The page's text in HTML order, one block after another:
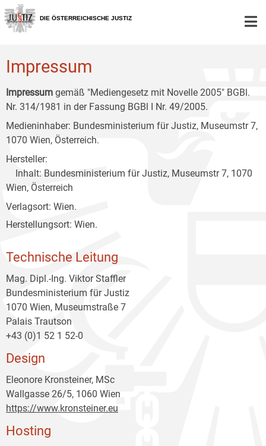
Zur
Hauptnavigation
[1]
Zum
Inhalt
[2]
Zum
Untermenü
[3]
DIE ÖSTERREICHISCHE JUSTIZ
Impressum
Impressum gemäß "Mediengesetz mit Novelle 2005" BGBl.
Nr. 314/1981 in der Fassung BGBl I Nr. 49/2005.
Medieninhaber: Bundesministerium für Justiz, Museumstr 7,
1070 Wien, Österreich.
Hersteller:
Inhalt: Bundesministerium für Justiz, Museumstr 7, 1070
Wien, Österreich
Verlagsort: Wien.
Herstellungsort: Wien.
Technische Leitung
Mag. Dipl.-Ing. Viktor Staffler
Bundesministerium für Justiz
1070 Wien, Museumstraße 7
Palais Trautson
+43 (0)1 52 1 52-0
Design
Eleonore Kronsteiner, MSc
Wallgasse 26/5, 1060 Wien
https://www.kronsteiner.eu
Hosting